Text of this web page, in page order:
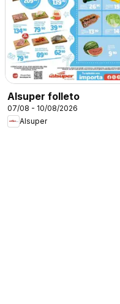
Alsuper folleto
07/08 - 10/08/2026
Alsuper